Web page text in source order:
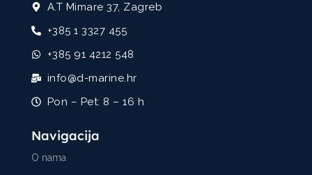
A.T Mimare 37, Zagreb
+385 1 3327 455
+385 91 4212 548
info@d-marine.hr
Pon – Pet: 8 – 16 h
Navigacija
O nama